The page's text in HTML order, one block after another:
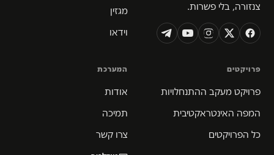
צנזורה, בלי פשרות.
מגזין
וידאו
פרויקטים
פרויקט מעקב ההתנחלויות
המפה האינטראקטיבית
כל הפרויקטים
המערכת
אודות
תמיכה
צרו קשר